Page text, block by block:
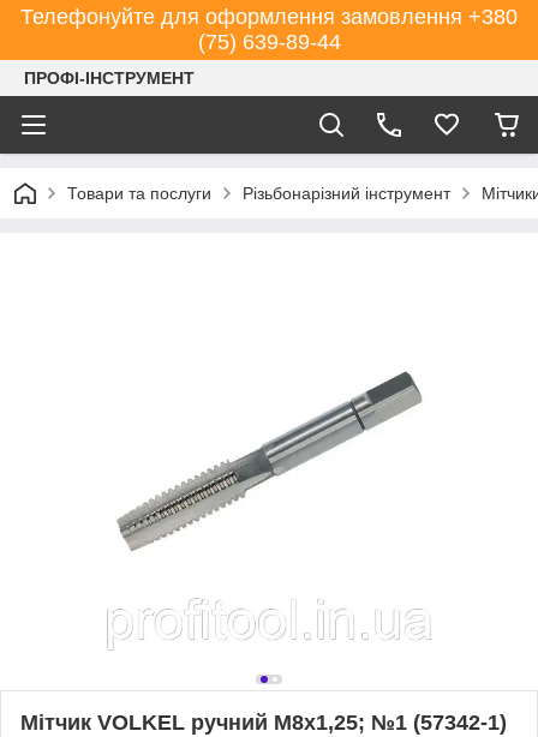
Телефонуйте для оформлення замовлення +380
(75) 639-89-44
ПРОФІ-ІНСТРУМЕНТ
Товари та послуги Різьбонарізний інструмент
Мітчик VOLKEL ручний М8х1,25; №1 (57342-1)